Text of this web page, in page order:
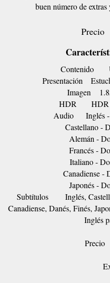
buen número de
Precio
Contenido
Presentación
Imagen
HDR
Audio
Inglés
Castellano -
Alemán -
Francés -
Italiano -
Canadiense -
Japonés -
Subtítulos
Inglés,
Canadiense, Danés, Finés,
Inglés
Precio